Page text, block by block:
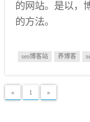
的网站。是以，
的方法。
seo博客站 养博客
« 1 »